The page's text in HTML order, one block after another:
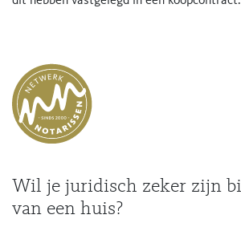
Wil je juridisch zeker zijn
van een huis?